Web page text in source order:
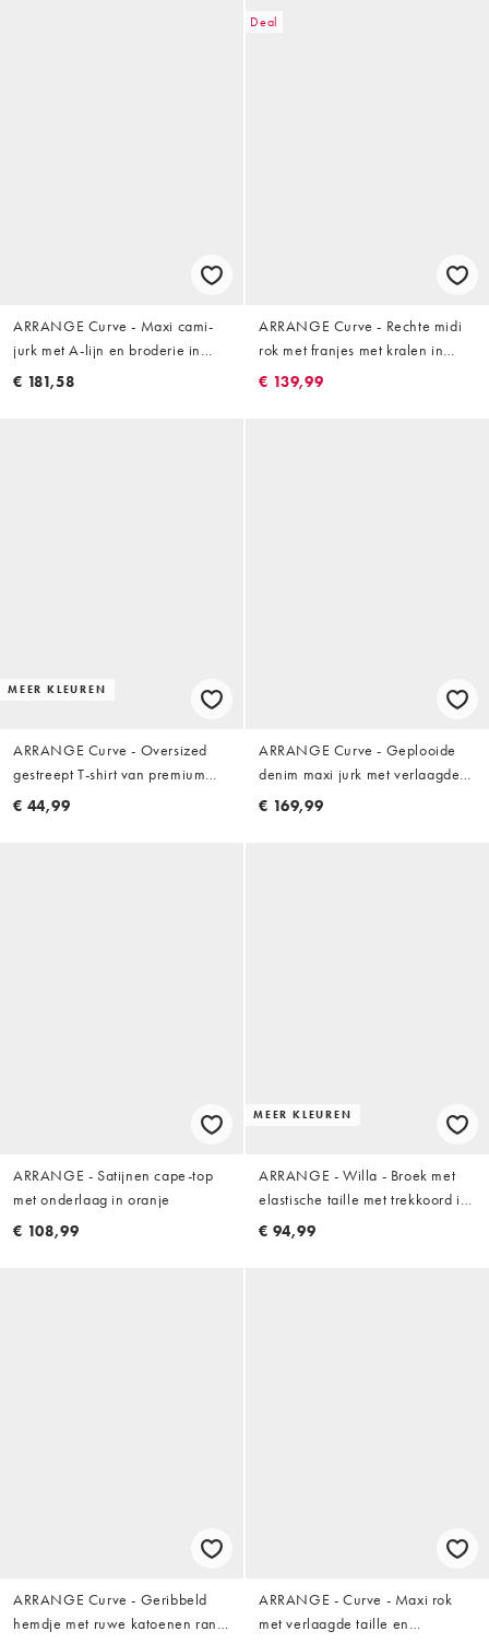
ARRANGE Curve - Maxi cami-
jurk met A-lijn en broderie in
felgeel
€ 181,58
Deal
ARRANGE Curve - Rechte midi
rok met franjes met kralen in
geel
€ 139,99
MEER KLEUREN
ARRANGE Curve - Oversized
gestreept T-shirt van premium
zware stof in rood
€ 44,99
ARRANGE Curve - Geplooide
denim maxi jurk met verlaagde
hals en zakdoekzoom in indigo
€ 169,99
ARRANGE - Satijnen cape-top
met onderlaag in oranje
€ 108,99
MEER KLEUREN
ARRANGE - Willa - Broek met
elastische taille met trekkoord in
chocoladebruin met wassing
€ 94,99
ARRANGE Curve - Geribbeld
hemdje met ruwe katoenen rand
ARRANGE - Curve - Maxi rok
met verlaagde taille en